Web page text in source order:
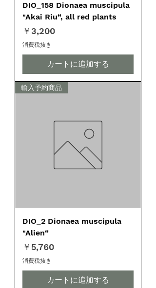
DIO_158 Dionaea muscipula
"Akai Riu“, all red plants
価格
￥3,200
消費税抜き
カートに追加する
輸入予約商品
DIO_2 Dionaea muscipula
"Alien“
価格
￥5,760
消費税抜き
カートに追加する